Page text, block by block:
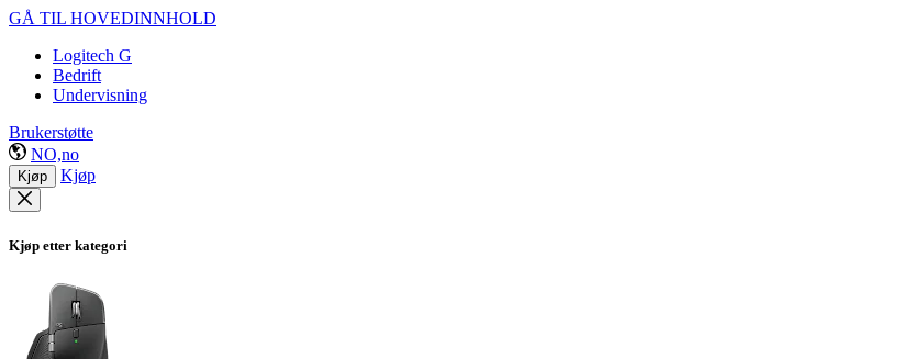
GÅ TIL HOVEDINNHOLD
Logitech G
Bedrift
Undervisning
Brukerstøtte
NO,no
Kjøp Kjøp
Kjøp etter kategori